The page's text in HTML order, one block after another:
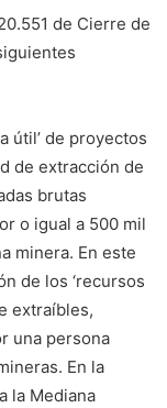
de Cierre de
útil’ de proyectos
de extracción de
brutas
o igual a 500 mil
minera. En este
de los ‘recursos
extraíbles,
una persona
En la
la Mediana